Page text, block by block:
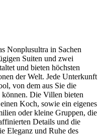
Nonplusultra in Sachen
Suiten und zwei
und bieten höchsten
der Welt. Jede Unterkunft
von dem aus Sie die
können. Die Villen bieten
Koch, sowie ein eigenes
oder kleine Gruppen, die
Details und die
Eleganz und Ruhe des